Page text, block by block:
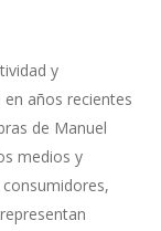
y
años recientes
de Manuel
medios y